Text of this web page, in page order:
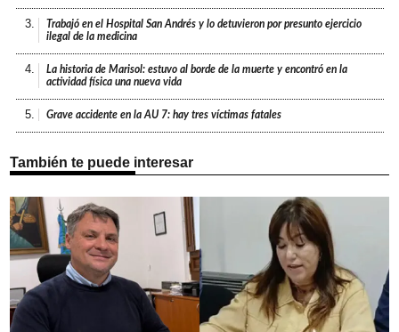
3.
Trabajó en el Hospital San Andrés y lo detuvieron por presunto ejercicio
ilegal de la medicina
4.
La historia de Marisol: estuvo al borde de la muerte y encontró en la
actividad física una nueva vida
5. Grave accidente en la AU 7: hay tres víctimas fatales
También te puede interesar